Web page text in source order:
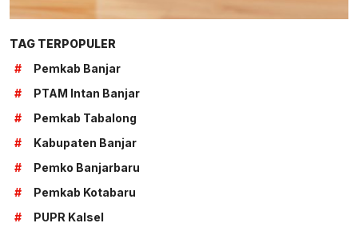
TAG TERPOPULER
#
Pemkab Banjar
#
PTAM Intan Banjar
#
Pemkab Tabalong
#
Kabupaten Banjar
#
Pemko Banjarbaru
#
Pemkab Kotabaru
#
PUPR Kalsel